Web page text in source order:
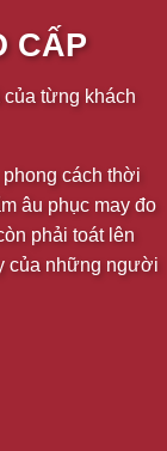
CẤP
từng khách
cách thời
âu phục may đo
phải toát lên
của những người